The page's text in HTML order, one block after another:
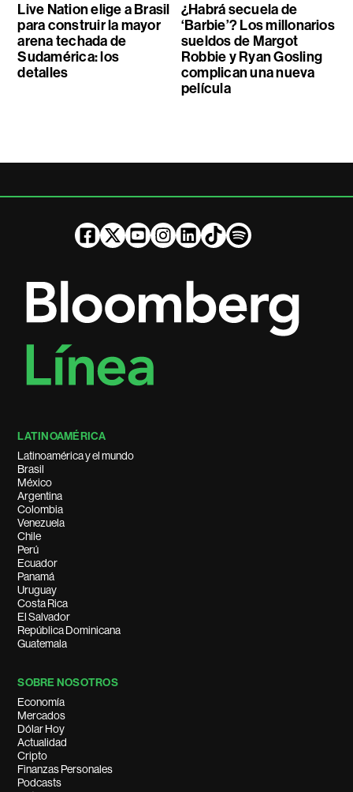
Live Nation elige a Brasil
para construir la mayor
arena techada de
Sudamérica: los
detalles
¿Habrá secuela de
‘Barbie’? Los millonarios
sueldos de Margot
Robbie y Ryan Gosling
complican una nueva
película
LATINOAMÉRICA
Latinoamérica y el mundo
Brasil
México
Argentina
Colombia
Venezuela
Chile
Perú
Ecuador
Panamá
Uruguay
Costa Rica
El Salvador
República Dominicana
Guatemala
SOBRE NOSOTROS
Economía
Mercados
Dólar Hoy
Actualidad
Cripto
Finanzas Personales
Podcasts